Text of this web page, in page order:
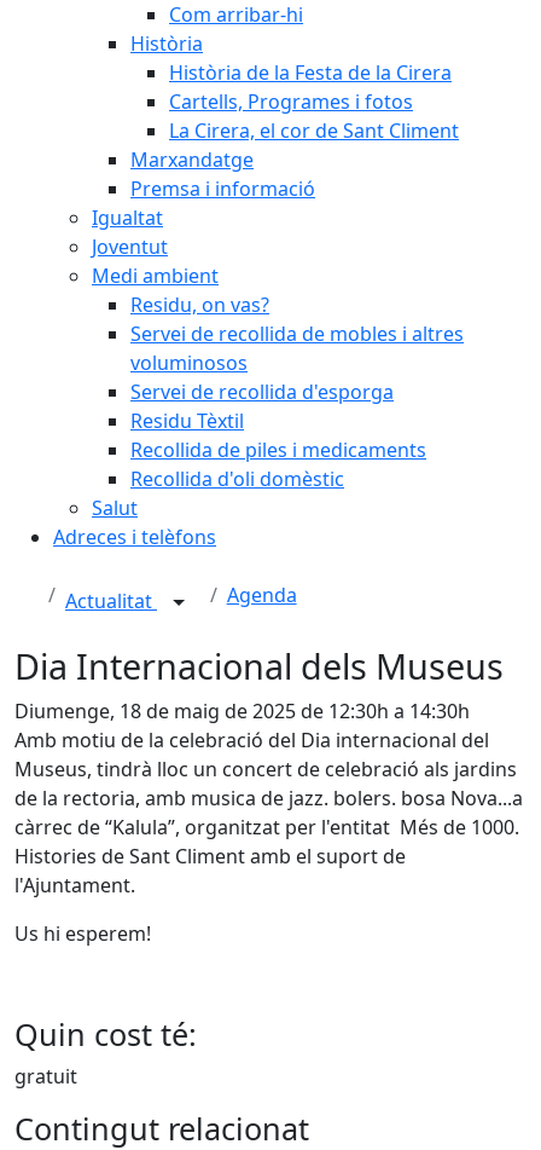
Com arribar-hi
Història
Història de la Festa de la Cirera
Cartells, Programes i fotos
La Cirera, el cor de Sant Climent
Marxandatge
Premsa i informació
Igualtat
Joventut
Medi ambient
Residu, on vas?
Servei de recollida de mobles i altres
voluminosos
Servei de recollida d'esporga
Residu Tèxtil
Recollida de piles i medicaments
Recollida d'oli domèstic
Salut
Adreces i telèfons
Actualitat Agenda
Dia Internacional dels Museus
Diumenge, 18 de maig de 2025 de 12:30h a 14:30h
Amb motiu de la celebració del Dia internacional del
Museus, tindrà lloc un concert de celebració als jardins
de la rectoria, amb musica de jazz. bolers. bosa Nova...a
càrrec de “Kalula”, organitzat per l'entitat Més de 1000.
Histories de Sant Climent amb el suport de
l'Ajuntament.
Us hi esperem!
Quin cost té:
gratuit
Contingut relacionat